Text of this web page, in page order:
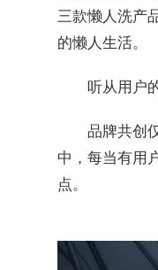
三款懒人洗产
的懒人生活。
听从用户
品牌共创
中，每当有用
点。